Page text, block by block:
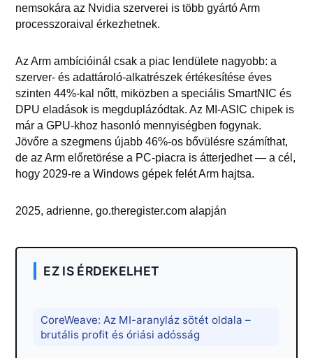
nemsokára az Nvidia szerverei is több gyártó Arm
processzoraival érkezhetnek.
Az Arm ambícióinál csak a piac lendülete nagyobb: a
szerver- és adattároló-alkatrészek értékesítése éves
szinten 44%-kal nőtt, miközben a speciális SmartNIC és
DPU eladások is megduplázódtak. Az MI-ASIC chipek is
már a GPU-khoz hasonló mennyiségben fogynak.
Jövőre a szegmens újabb 46%-os bővülésre számíthat,
de az Arm előretörése a PC-piacra is átterjedhet — a cél,
hogy 2029-re a Windows gépek felét Arm hajtsa.
2025, adrienne, go.theregister.com alapján
EZ IS ÉRDEKELHET
CoreWeave: Az MI-aranyláz sötét oldala –
brutális profit és óriási adósság